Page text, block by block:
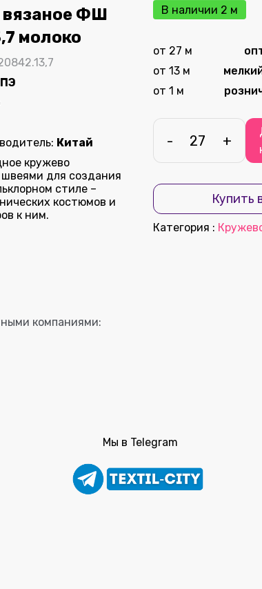
ФШ
молоко
Китай
кружево
швеями для создания
стиле –
костюмов и
к ним.
В наличии 2 м
от 27 м
от 13 м
от 1 м
- +
Купить
Категория :
компаниями:
Мы в Telegram